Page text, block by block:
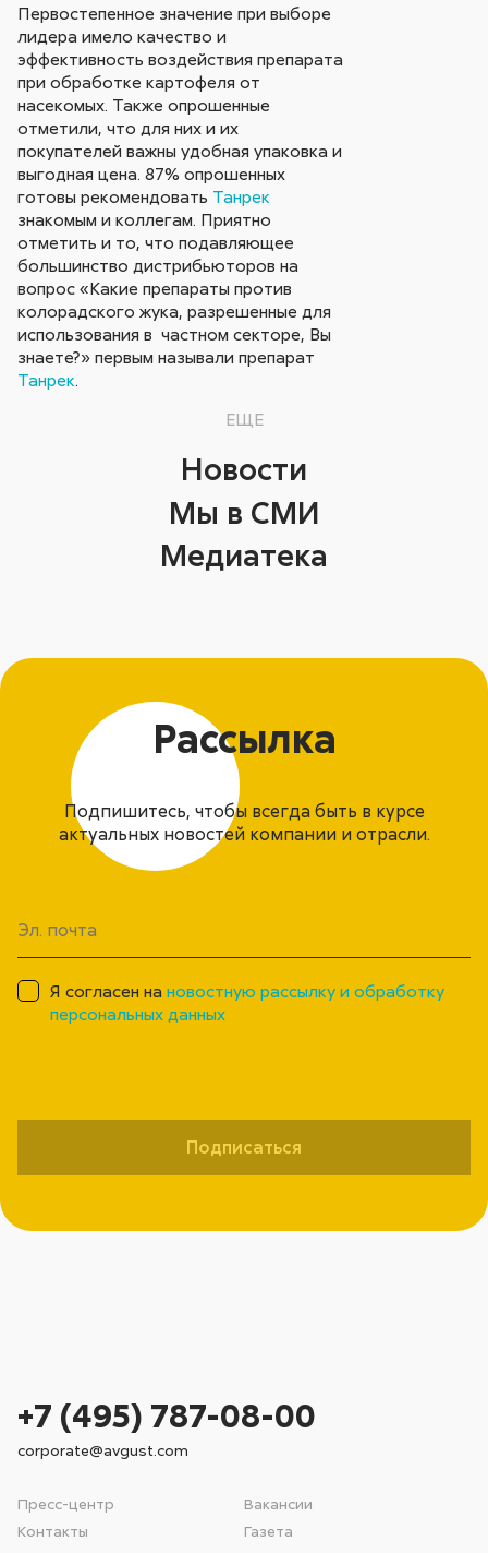
Первостепенное значение при выборе
лидера имело качество и
эффективность воздействия препарата
при обработке картофеля от
насекомых. Также опрошенные
отметили, что для них и их
покупателей важны удобная упаковка и
выгодная цена. 87% опрошенных
готовы рекомендовать Танрек
знакомым и коллегам. Приятно
отметить и то, что подавляющее
большинство дистрибьюторов на
вопрос «Какие препараты против
колорадского жука, разрешенные для
использования в частном секторе, Вы
знаете?» первым называли препарат
Танрек.
ЕЩЕ
Новости
Мы в СМИ
Медиатека
Рассылка
Подпишитесь, чтобы всегда быть в курсе
актуальных новостей компании и отрасли.
Я согласен нановостную рассылку и обработку
персональных данных
Подписаться
Пресс-центр
Вакансии
Контакты
Газета
+7 (495) 787-08-00
corporate@avgust.com